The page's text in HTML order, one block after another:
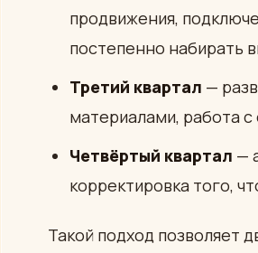
продвижения,
постепенно набирать
Третий квартал —
материалами, работа
Четвёртый квартал —
корректировка того,
Такой подход позволяет